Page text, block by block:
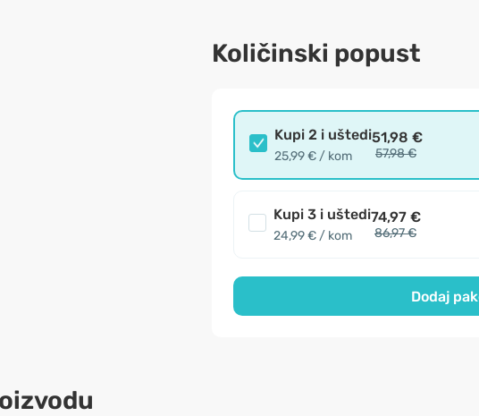
Količinski popust
Kupi 2 i uštedi
25,99 € / kom
51,98 €
57,98 €
Kupi 3 i uštedi
24,99 € / kom
74,97 €
86,97 €
Dodaj